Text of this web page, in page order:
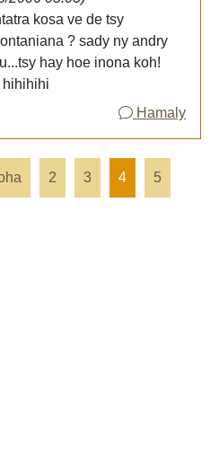
kosa ve de tsy
? sady ny andry
hay hoe inona koh!
hihihihi
Hamaly
2 3 4 5